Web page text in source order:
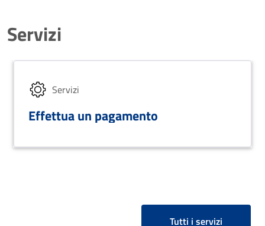
Servizi
Servizi
Effettua un pagamento
Tutti i servizi